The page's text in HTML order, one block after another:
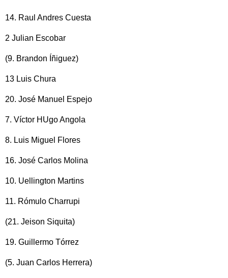
14. Raul Andres Cuesta
2 Julian Escobar
(9. Brandon Íñiguez)
13 Luis Chura
20. José Manuel Espejo
7. Víctor HUgo Angola
8. Luis Miguel Flores
16. José Carlos Molina
10. Uellington Martins
11. Rómulo Charrupi
(21. Jeison Siquita)
19. Guillermo Tórrez
(5. Juan Carlos Herrera)